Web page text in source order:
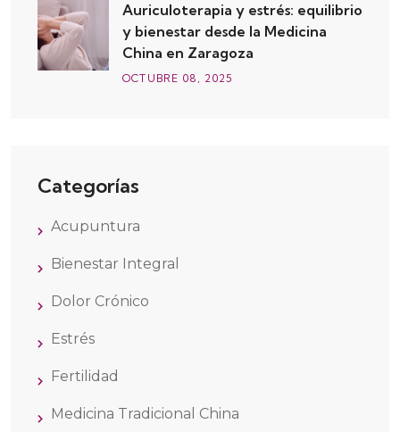
Auriculoterapia y estrés: equilibrio
y bienestar desde la Medicina
China en Zaragoza
OCTUBRE 08 , 2025
Categorías
Acupuntura
Bienestar Integral
Dolor Crónico
Estrés
Fertilidad
Medicina Tradicional China